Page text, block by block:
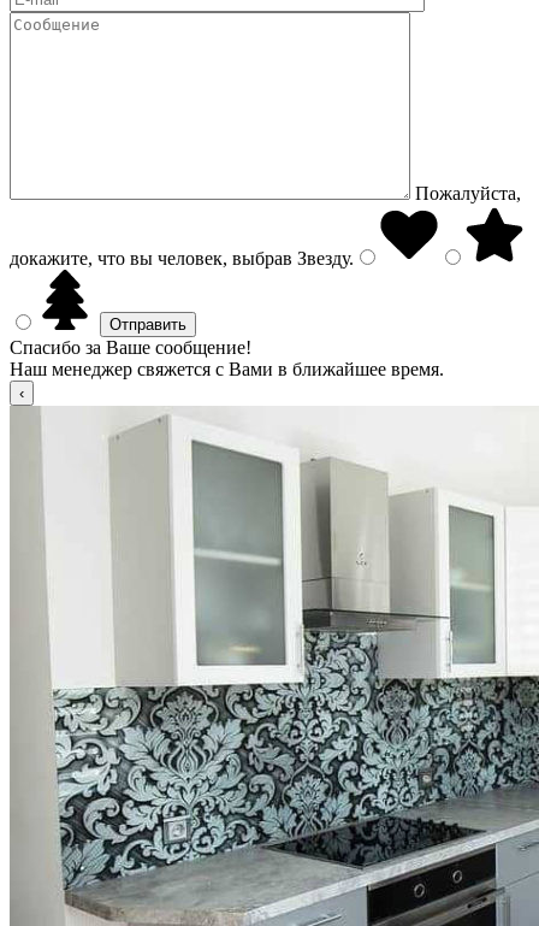
Пожалуйста,
докажите, что вы человек, выбрав Звезду.
Спасибо за Ваше сообщение!
Наш менеджер свяжется с Вами в ближайшее время.